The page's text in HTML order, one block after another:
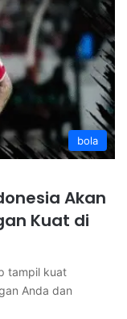
bola
Akan
Kuat di
tampil kuat
Anda dan